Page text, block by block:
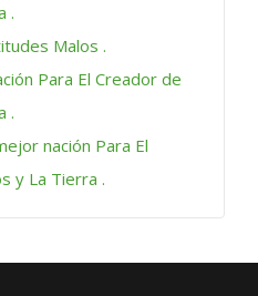
.
Malos .
Para El Creador de
.
nación Para El
y La Tierra .